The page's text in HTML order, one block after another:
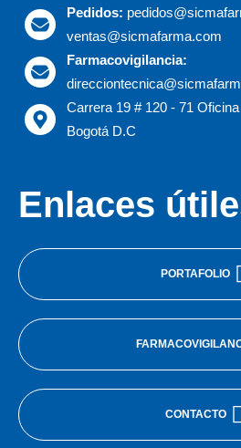
Pedidos:
ventas@sicmafarma.com
Farmacovigilancia:
Carrera 19 # 120 - 71
Bogotá D.C
Enlaces
PORTAFOLIO
CONTACTO